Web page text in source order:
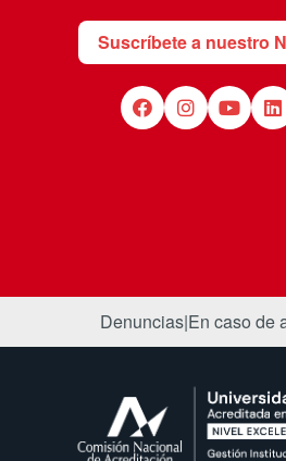
Suscríbete a nuestro
Denuncias|En caso de